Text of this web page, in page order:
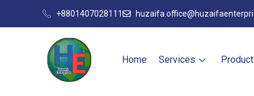
+8801407028111
Home Services